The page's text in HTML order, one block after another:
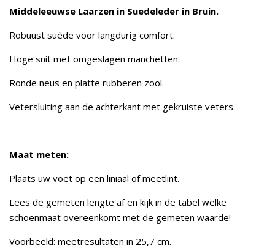
Middeleeuwse Laarzen in Suedeleder in Bruin.
Robuust suède voor langdurig comfort.
Hoge snit met omgeslagen manchetten.
Ronde neus en platte rubberen zool.
Vetersluiting aan de achterkant met gekruiste veters.
Maat meten:
Plaats uw voet op een liniaal of meetlint.
Lees de gemeten lengte af en kijk in de tabel welke
schoenmaat overeenkomt met de gemeten waarde!
Voorbeeld: meetresultaten in 25,7 cm.